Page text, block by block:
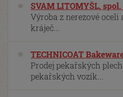
SVAM LITOMYŠL, spol.
Výroba z nerezové
kráječ...
TECHNICOAT
Prodej pekařských
pekařských vozík...